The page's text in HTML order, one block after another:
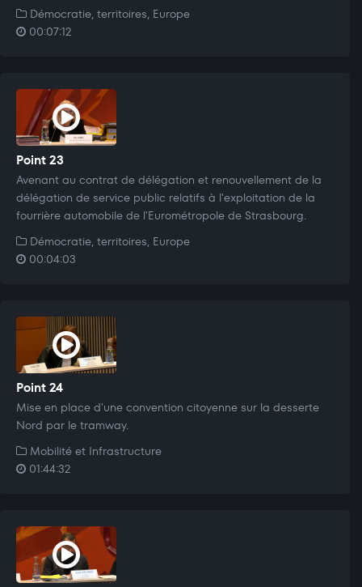
Démocratie, territoires, Europe
00:07:12
Point 23
Avenant au contrat de délégation et renouvellement de la
délégation de service public relatifs à l'exploitation de la
fourrière automobile de l'Eurométropole de Strasbourg.
Démocratie, territoires, Europe
00:04:03
Point 24
Mise en place d'une convention citoyenne sur la desserte
Nord par le tramway.
Mobilité et Infrastructure
01:44:32